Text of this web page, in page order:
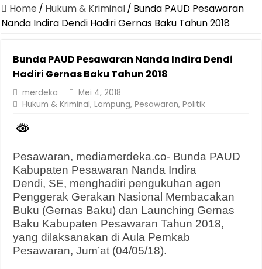
Pemprov Lampung Berhasil Kendalikan Inflasi, Jadi Provinsi
Dirut Jasa Raharja Dampingi Wamenhub Tinjau Penanganan
Pastikan Pelayanan Maksimal, Direksi Jasa Raharja Tinjau Korban
Dirut Jasa Raharja Dampingi Wamenhub Tinjau Penanganan
Purnama Wulan Sari Mirza Buka SiSeSa Roadshow Lampung
Home / Hukum & Kriminal/ Bunda PAUD Pesawaran
Nanda Indira Dendi Hadiri Gernas Baku Tahun 2018
Bunda PAUD Pesawaran Nanda Indira Dendi
Hadiri Gernas Baku Tahun 2018
merdeka
Mei 4, 2018
Hukum & Kriminal,Lampung,Pesawaran,Politik
Pesawaran, mediamerdeka.co- Bunda PAUD
Kabupaten Pesawaran Nanda Indira
Dendi, SE, menghadiri pengukuhan agen
Penggerak Gerakan Nasional Membacakan
Buku (Gernas Baku) dan Launching Gernas
Baku Kabupaten Pesawaran Tahun 2018,
yang dilaksanakan di Aula Pemkab
Pesawaran, Jum’at (04/05/18).